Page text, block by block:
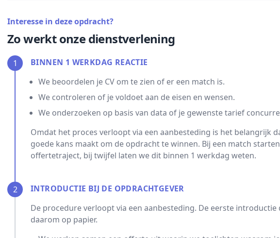
Interesse in deze opdracht?
Zo werkt onze dienstverlening
1
BINNEN 1 WERKDAG REACTIE
We beoordelen je CV om te zien of er een match is.
We controleren of je voldoet aan de eisen en wensen.
We onderzoeken op basis van data of je gewenste tarief
Omdat het proces verloopt via een aanbesteding is het belangrijk
goede kans maakt om de opdracht te winnen. Bij een match
offertetraject, bij twijfel laten we dit binnen 1 werkdag weten.
2
INTRODUCTIE BIJ DE OPDRACHTGEVER
De procedure verloopt via een aanbesteding. De eerste introductie
daarom op papier.